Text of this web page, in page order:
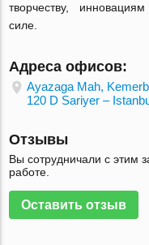
творчеству,
силе.
Адреса офисов:
Ayazaga Mah,
120 D Sariyer –
Отзывы
Вы сотрудничали с этим
работе.
Оставить отзыв